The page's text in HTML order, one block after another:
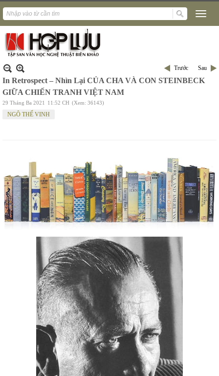
Trước Sau
In Retrospect – Nhìn Lại CỦA CHA VÀ CON STEINBECK
GIỮA CHIẾN TRANH VIỆT NAM
29 Tháng Ba 2021 11:52 CH (Xem: 36143)
NGÔ THẾ VINH